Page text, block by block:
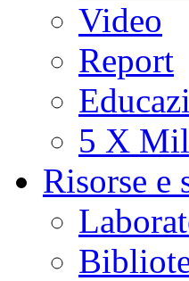
Video
Report
5 X
Risorse e